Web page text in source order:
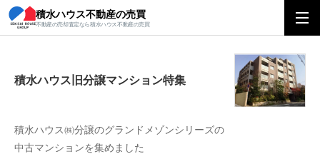
積水ハウス不動産の売買
不動産の売却査定なら積水ハウス不動産の売買
積水ハウス旧分譲マンション特集
積水ハウス旧分譲マンション特集
積水ハウス㈱分譲のグランドメゾンシリーズの
中古マンションを集めました